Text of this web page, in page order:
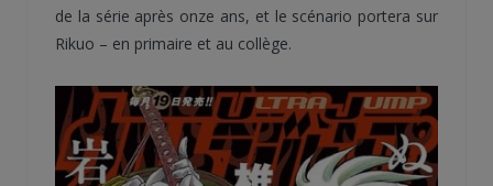
de la série après onze ans, et le scénario portera sur
Rikuo – en primaire et au collège.